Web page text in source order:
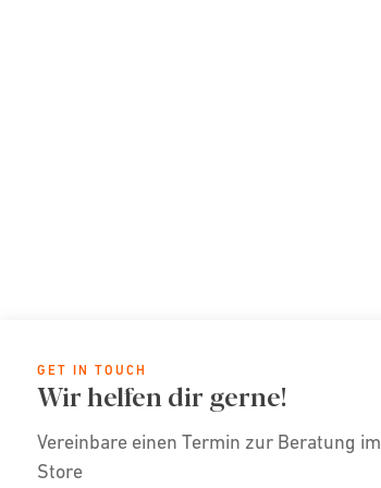
GET IN TOUCH
Wir helfen dir gerne!
Vereinbare einen Termin zur Beratung im
Store